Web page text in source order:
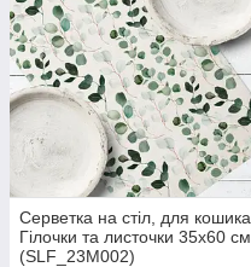
Серветка на стіл, для кошика
Гілочки та листочки 35x60 см
(SLF_23M002)